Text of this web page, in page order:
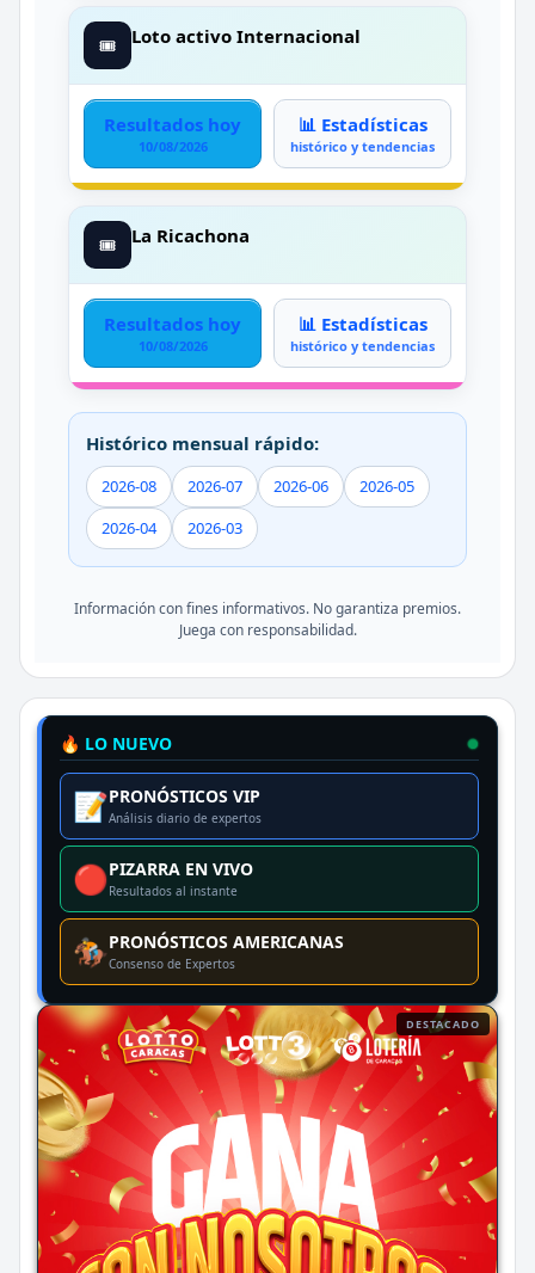
🎟️ Loto activo Internacional
Resultados hoy
10/08/2026
📊 Estadísticas
histórico y tendencias
🎟️ La Ricachona
Resultados hoy
10/08/2026
📊 Estadísticas
histórico y tendencias
Histórico mensual rápido:
2026-08 2026-07 2026-06
2026-05
2026-04
2026-03
Información con fines informativos. No garantiza premios.
Juega con responsabilidad.
🔥 LO NUEVO
📝PRONÓSTICOS VIP
Análisis diario de expertos
🔴PIZARRA EN VIVO
Resultados al instante
🏇PRONÓSTICOS AMERICANAS
Consenso de Expertos
DESTACADO